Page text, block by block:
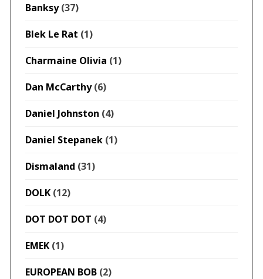
Banksy(37)
Blek Le Rat (1)
Charmaine Olivia (1)
Dan McCarthy(6)
Daniel Johnston (4)
Daniel Stepanek(1)
Dismaland (31)
DOLK(12)
DOT DOT DOT (4)
EMEK(1)
EUROPEAN BOB(2)